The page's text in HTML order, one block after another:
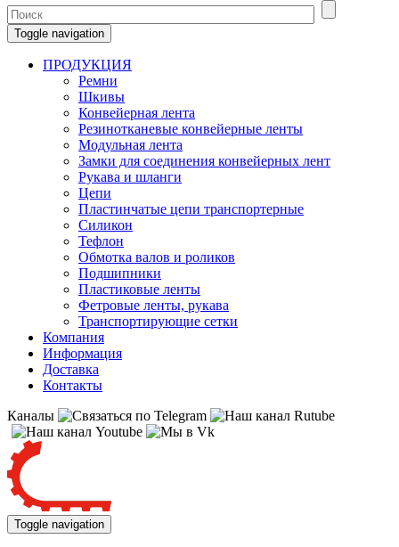
Toggle navigation
ПРОДУКЦИЯ
Ремни
Шкивы
Конвейерная лента
Резинотканевые конвейерные ленты
Модульная лента
Замки для соединения конвейерных лент
Рукава и шланги
Цепи
Пластинчатые цепи транспортерные
Силикон
Тефлон
Обмотка валов и роликов
Подшипники
Пластиковые ленты
Фетровые ленты, рукава
Транспортирующие сетки
Компания
Информация
Доставка
Контакты
Каналы
Toggle navigation